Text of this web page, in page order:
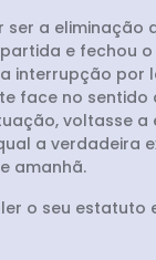
a eliminação
e fechou
face no
voltasse a
a verdadeira
amanhã.
o seu